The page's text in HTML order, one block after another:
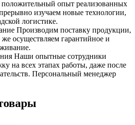
положительный опыт реализованных
изучаем новые технологии,
логистике.
Производим поставку продукции,
же осуществляем гарантийное и
Наши опытные сотрудники
на всех этапах работы, даже после
Персональный менеджер